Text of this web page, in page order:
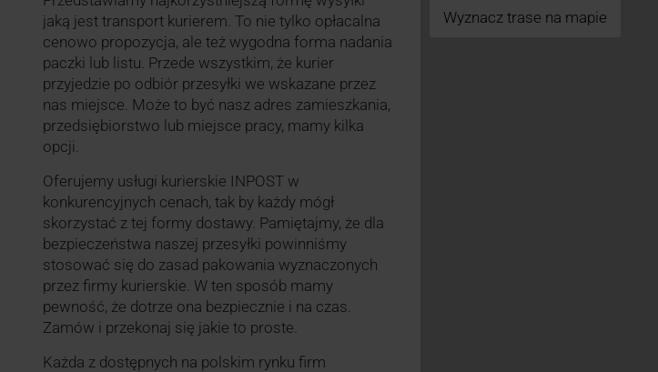
jaką jest transport kurierem. To nie tylko opłacalna
cenowo propozycja, ale też wygodna forma nadania
paczki lub listu. Przede wszystkim, że kurier
przyjedzie po odbiór przesyłki we wskazane przez
nas miejsce. Może to być nasz adres zamieszkania,
przedsiębiorstwo lub miejsce pracy, mamy kilka
opcji.
Oferujemy usługi kurierskie INPOST w
konkurencyjnych cenach, tak by każdy mógł
skorzystać z tej formy dostawy. Pamiętajmy, że dla
bezpieczeństwa naszej przesyłki powinniśmy
stosować się do zasad pakowania wyznaczonych
przez firmy kurierskie. W ten sposób mamy
pewność, że dotrze ona bezpiecznie i na czas.
Zamów i przekonaj się jakie to proste.
Każda z dostępnych na polskim rynku firm
Wyznacz trase na mapie